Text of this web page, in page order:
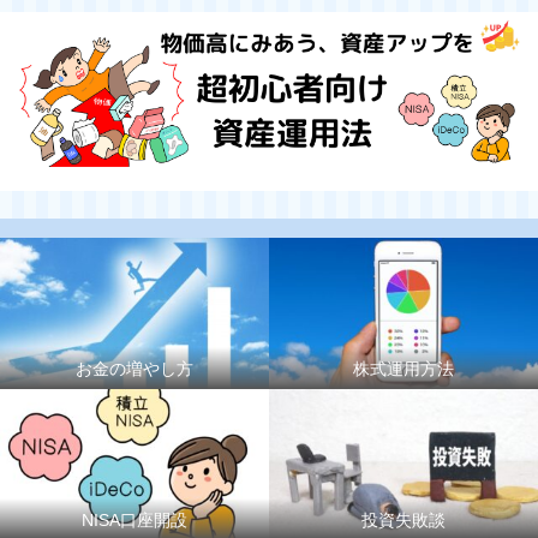
お金の増やし方 株式運用方法
NISA口座開設 投資失敗談